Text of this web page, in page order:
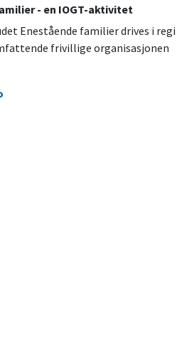
- en IOGT-aktivitet
Enestående familier drives i regi
frivillige organisasjonen